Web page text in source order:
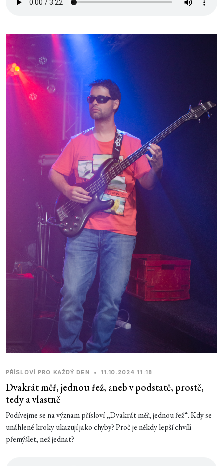
PŘÍSLOVÍ PRO KAŽDÝ DEN • 11.10.2024 11:18
Dvakrát měř, jednou řež, aneb v podstatě, prostě,
tedy a vlastně
Podívejme se na význam přísloví „Dvakrát měř, jednou řež“. Kdy se
unáhlené kroky ukazují jako chyby? Proč je někdy lepší chvíli
přemýšlet, než jednat?